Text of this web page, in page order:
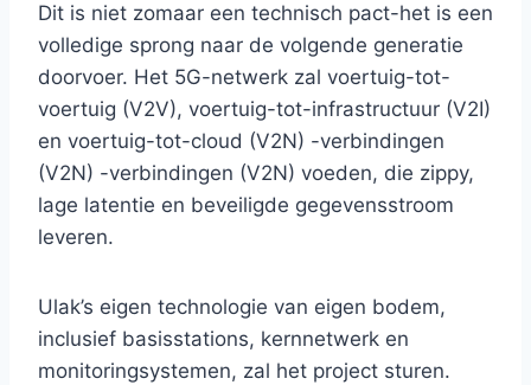
Dit is niet zomaar een technisch pact-het is een
volledige sprong naar de volgende generatie
doorvoer. Het 5G-netwerk zal voertuig-tot-
voertuig (V2V), voertuig-tot-infrastructuur (V2I)
en voertuig-tot-cloud (V2N) -verbindingen
(V2N) -verbindingen (V2N) voeden, die zippy,
lage latentie en beveiligde gegevensstroom
leveren.
Ulak’s eigen technologie van eigen bodem,
inclusief basisstations, kernnetwerk en
monitoringsystemen, zal het project sturen.